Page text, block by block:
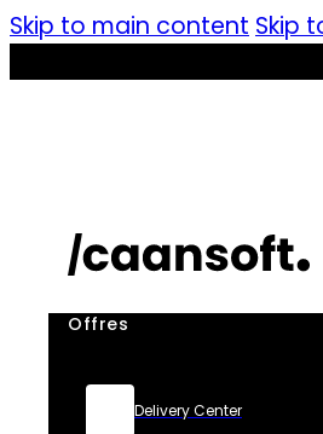
Skip to main content Skip
Offres
Delivery Center